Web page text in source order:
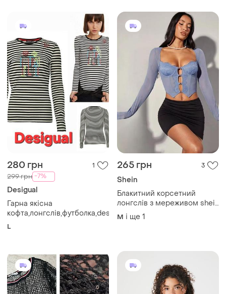
280 грн 1
299 грн -7%
Desigual
Гарна якісна
кофта,лонгслів,футболка,desigual
L
265 грн 3
Shein
Блакитний корсетний
лонгслів з мереживом shein
lM і ще 1